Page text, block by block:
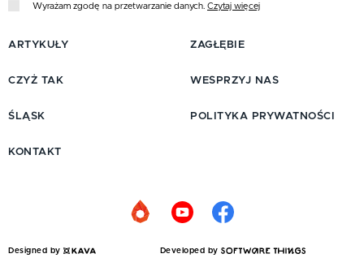
Wyrażam zgodę na przetwarzanie danych. Czytaj więcej
ARTYKUŁY
CZYŻ TAK
ŚLĄSK
ZAGŁĘBIE
WESPRZYJ NAS
POLITYKA PRYWATNOŚCI
KONTAKT
Designed by Developed by